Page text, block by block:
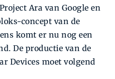
Ara van Google en
concept van de
komt er nu nog een
De productie van de
Devices moet volgend